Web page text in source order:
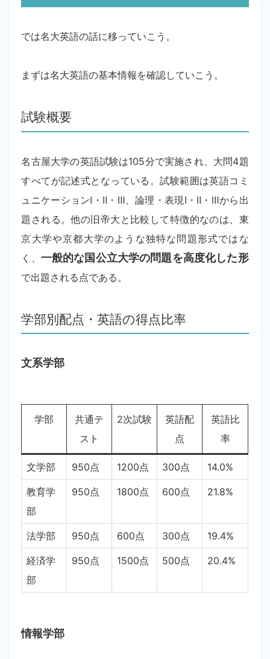
では名大英語の話に移っていこう。
まずは名大英語の基本情報を確認していこう。
試験概要
名古屋大学の英語試験は105分で実施され、大問4題
すべてが記述式となっている。試験範囲は英語コミ
ュニケーションⅠ・Ⅱ・Ⅲ、論理・表現Ⅰ・Ⅱ・Ⅲから出
題される。他の旧帝大と比較して特徴的なのは、東
京大学や京都大学のような独特な問題形式ではな
く、 一般的な国公立大学の問題を高度化した形
で出題される点である。
学部別配点・英語の得点比率
文系学部
学部
共通テ
スト
2次試験
英語配
点
英語比
率
文学部 950点 1200点 300点 14.0%
教育学
部
950点 1800点 600点 21.8%
法学部 950点 600点 300点 19.4%
経済学
部
950点 1500点 500点 20.4%
情報学部